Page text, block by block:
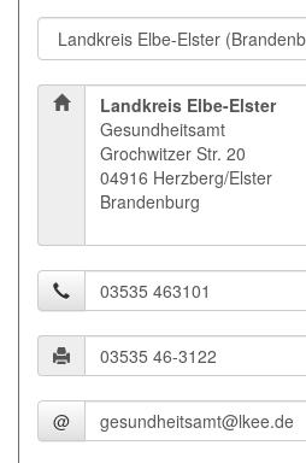
Landkreis Elbe-Elster
Gesundheitsamt
Grochwitzer Str. 20
04916 Herzberg/Elster
Brandenburg
@